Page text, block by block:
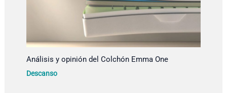
Análisis y opinión del Colchón Emma One
Descanso